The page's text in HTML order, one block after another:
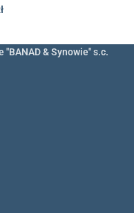
& Synowie" s.c.